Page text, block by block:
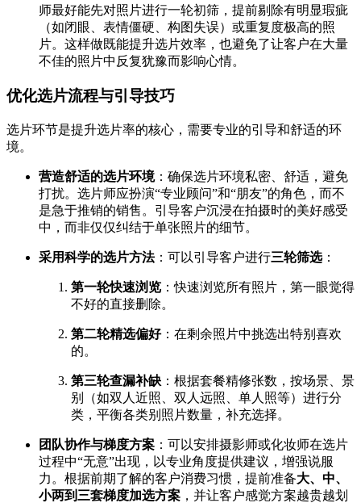
师最好能先对照片进行一轮初筛，提前剔除有明显瑕疵
（如闭眼、表情僵硬、构图失误）或重复度极高的照
片。这样做既能提升选片效率，也避免了让客户在大量
不佳的照片中反复犹豫而影响心情。
优化选片流程与引导技巧
选片环节是提升选片率的核心，需要专业的引导和舒适的环
境。
营造舒适的选片环境：确保选片环境私密、舒适，避免
打扰。选片师应扮演“专业顾问”和“朋友”的角色，而不
是急于推销的销售。引导客户沉浸在拍摄时的美好感受
中，而非仅仅纠结于单张照片的细节。
采用科学的选片方法：可以引导客户进行三轮筛选：
第一轮快速浏览 ：快速浏览所有照片，第一眼觉得
不好的直接删除。
第二轮精选偏好：在剩余照片中挑选出特别喜欢
的。
第三轮查漏补缺 ：根据套餐精修张数，按场景、景
别（如双人近照、双人远照、单人照等）进行分
类，平衡各类别照片数量，补充选择。
团队协作与梯度方案 ：可以安排摄影师或化妆师在选片
过程中“无意”出现，以专业角度提供建议，增强说服
力。根据前期了解的客户消费习惯，提前准备大、中、
小两到三套梯度加选方案 ，并让客户感觉方案越贵越划